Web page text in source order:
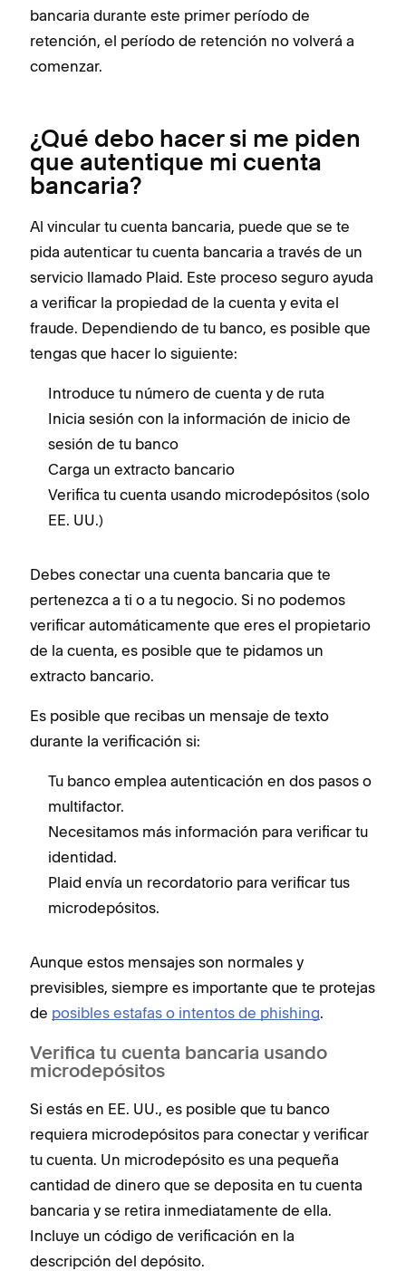
bancaria durante este primer período de
retención, el período de retención no volverá a
comenzar.
¿Qué debo hacer si me piden
que autentique mi cuenta
bancaria?
Al vincular tu cuenta bancaria, puede que se te
pida autenticar tu cuenta bancaria a través de un
servicio llamado Plaid. Este proceso seguro ayuda
a verificar la propiedad de la cuenta y evita el
fraude. Dependiendo de tu banco, es posible que
tengas que hacer lo siguiente:
Introduce tu número de cuenta y de ruta
Inicia sesión con la información de inicio de
sesión de tu banco
Carga un extracto bancario
Verifica tu cuenta usando microdepósitos (solo
EE. UU.)
Debes conectar una cuenta bancaria que te
pertenezca a ti o a tu negocio. Si no podemos
verificar automáticamente que eres el propietario
de la cuenta, es posible que te pidamos un
extracto bancario.
Es posible que recibas un mensaje de texto
durante la verificación si:
Tu banco emplea autenticación en dos pasos o
multifactor.
Necesitamos más información para verificar tu
identidad.
Plaid envía un recordatorio para verificar tus
microdepósitos.
Aunque estos mensajes son normales y
previsibles, siempre es importante que te protejas
de posibles estafas o intentos de phishing.
Verifica tu cuenta bancaria usando
microdepósitos
Si estás en EE. UU., es posible que tu banco
requiera microdepósitos para conectar y verificar
tu cuenta. Un microdepósito es una pequeña
cantidad de dinero que se deposita en tu cuenta
bancaria y se retira inmediatamente de ella.
Incluye un código de verificación en la
descripción del depósito.